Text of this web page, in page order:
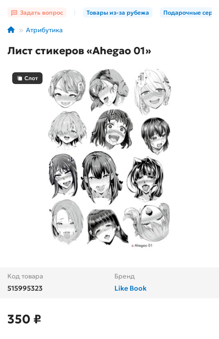
Задать вопрос Товары из-за рубежа Подарочные
Атрибутика
Лист стикеров «Ahegao 01»
Слот
Код товара
515995323
Бренд
Like Book
350 ₽